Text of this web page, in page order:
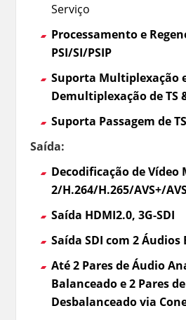
Serviço
Processamento e
PSI/SI/PSIP
Suporta Multiplexação
Demultiplexação de TS
Suporta Passagem de
Saída:
Decodificação de Vídeo
2/H.264/H.265/AVS+/
Saída HDMI2.0, 3G-SDI
Saída SDI com 2
Até 2 Pares de Áudio
Balanceado e 2 Pares
Desbalanceado via